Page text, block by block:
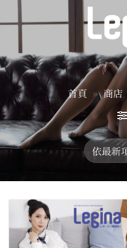
Skip
to
首頁 » 商店